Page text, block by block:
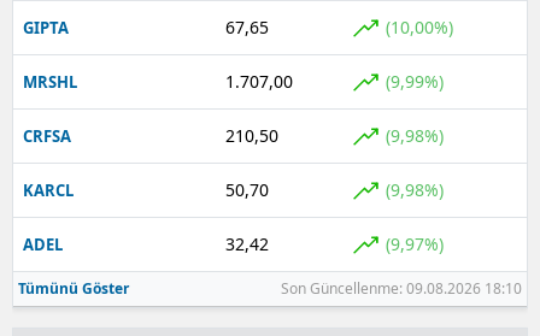
Bayburt
Karaman
Kırıkkale
Batman
Şırnak
Bartın
GIPTA 67,65 (10,00%)
MRSHL 1.707,00 (9,99%)
CRFSA 210,50 (9,98%)
KARCL 50,70 (9,98%)
ADEL 32,42 (9,97%)
Tümünü Göster Son Güncellenme: 09.08.2026 18:10